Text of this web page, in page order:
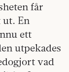
får
En
ett
utpekades
vad